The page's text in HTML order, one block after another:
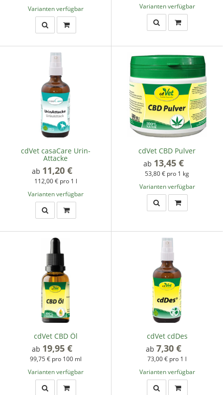
Varianten verfügbar
Varianten verfügbar
cdVet casaCare Urin-
Attacke
ab 11,20 €
112,00 € pro 1 l
Varianten verfügbar
cdVet CBD Pulver
ab 13,45 €
53,80 € pro 1 kg
Varianten verfügbar
cdVet CBD Öl
ab 19,95 €
99,75 € pro 100 ml
Varianten verfügbar
cdVet cdDes
ab 7,30 €
73,00 € pro 1 l
Varianten verfügbar